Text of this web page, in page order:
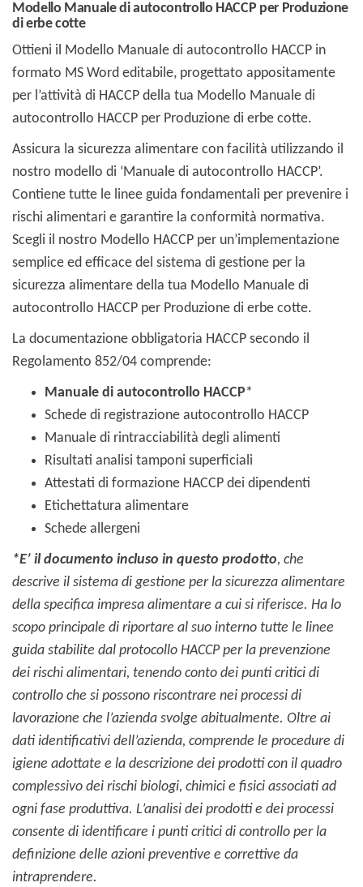
Modello Manuale di autocontrollo HACCP per Produzione
di erbe cotte
Ottieni il Modello Manuale di autocontrollo HACCP in
formato MS Word editabile, progettato appositamente
per l’attività di HACCP della tua Modello Manuale di
autocontrollo HACCP per Produzione di erbe cotte.
Assicura la sicurezza alimentare con facilità utilizzando il
nostro modello di ‘Manuale di autocontrollo HACCP’.
Contiene tutte le linee guida fondamentali per prevenire i
rischi alimentari e garantire la conformità normativa.
Scegli il nostro Modello HACCP per un’implementazione
semplice ed efficace del sistema di gestione per la
sicurezza alimentare della tua Modello Manuale di
autocontrollo HACCP per Produzione di erbe cotte.
La documentazione obbligatoria HACCP secondo il
Regolamento 852/04 comprende:
Manuale di autocontrollo HACCP*
Schede di registrazione autocontrollo HACCP
Manuale di rintracciabilità degli alimenti
Risultati analisi tamponi superficiali
Attestati di formazione HACCP dei dipendenti
Etichettatura alimentare
Schede allergeni
*E’ il documento incluso in questo prodotto, che
descrive il sistema di gestione per la sicurezza alimentare
della specifica impresa alimentare a cui si riferisce. Ha lo
scopo principale di riportare al suo interno tutte le linee
guida stabilite dal protocollo HACCP per la prevenzione
dei rischi alimentari, tenendo conto dei punti critici di
controllo che si possono riscontrare nei processi di
lavorazione che l’azienda svolge abitualmente. Oltre ai
dati identificativi dell’azienda, comprende le procedure di
igiene adottate e la descrizione dei prodotti con il quadro
complessivo dei rischi biologi, chimici e fisici associati ad
ogni fase produttiva. L’analisi dei prodotti e dei processi
consente di identificare i punti critici di controllo per la
definizione delle azioni preventive e correttive da
intraprendere.